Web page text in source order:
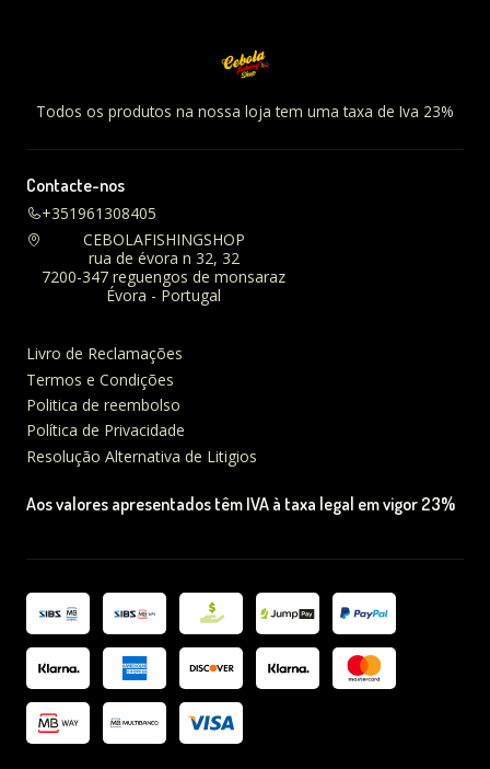
Todos os produtos na nossa loja tem uma taxa de Iva 23%
Contacte-nos
+351961308405
CEBOLAFISHINGSHOP
rua de évora n 32, 32
7200-347 reguengos de monsaraz
Évora - Portugal
Livro de Reclamações
Termos e Condições
Politica de reembolso
Política de Privacidade
Resolução Alternativa de Litigios
Aos valores apresentados têm IVA à taxa legal em vigor 23%